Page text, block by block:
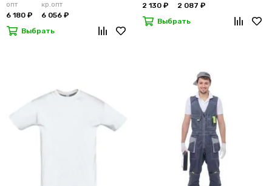
опт
6 180 ₽
кр.опт
6 056 ₽
Выбрать
2 130 ₽
2 087 ₽
Выбрать